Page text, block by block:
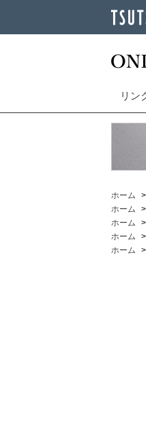
リン
ホーム
ホーム
ホーム
ホーム
ホーム